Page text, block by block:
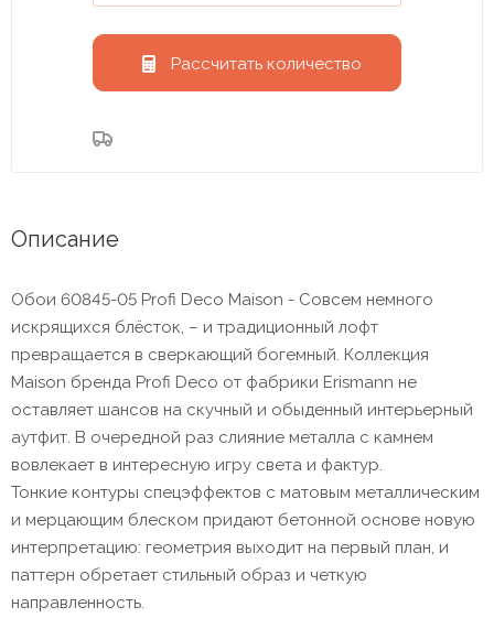
Рассчитать количество
Описание
Обои 60845-05 Profi Deco Maison - Совсем немного
искрящихся блёсток, – и традиционный лофт
превращается в сверкающий богемный. Коллекция
Maison бренда Profi Deco от фабрики Erismann не
оставляет шансов на скучный и обыденный интерьерный
аутфит. В очередной раз слияние металла с камнем
вовлекает в интересную игру света и фактур.
Тонкие контуры спецэффектов с матовым металлическим
и мерцающим блеском придают бетонной основе новую
интерпретацию: геометрия выходит на первый план, и
паттерн обретает стильный образ и четкую
направленность.